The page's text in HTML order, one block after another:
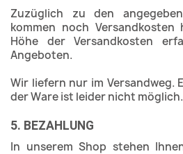
Zuzüglich zu den
kommen noch Versandkosten
Höhe der Versandkosten
Angeboten.
Wir liefern nur im Versandweg.
der Ware ist leider nicht möglich.
5. BEZAHLUNG
In unserem Shop stehen